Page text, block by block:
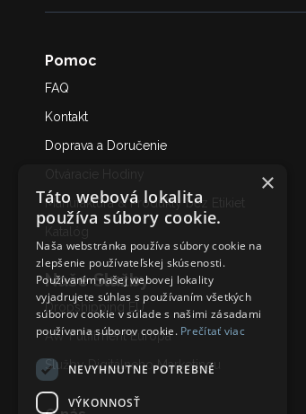
Pomoc
FAQ
Kontakt
Doprava a Doručenie
Manufaktúra & Produkty bez Etikiet
Naše Služby
Dropshipping EU
AW Fulfilment Európa
Služby Digitálneho Marketing
×
Táto webová lokalita
používa súbory cookie.
Naša webstránka používa súbory cookie na
zlepšenie používateľskej skúsenosti.
Používaním našej webovej lokality
vyjadrujete súhlas s používaním všetkých
súborov cookie v súlade s našimi zásadami
používania súborov cookie. Prečítať viac
NEVYHNUTNE POTREBNÉ
VÝKONNOSŤ